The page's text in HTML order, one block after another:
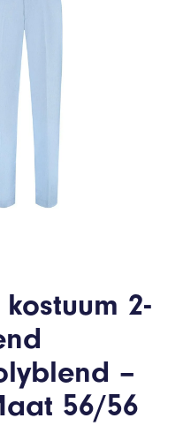
2-
–
56/56